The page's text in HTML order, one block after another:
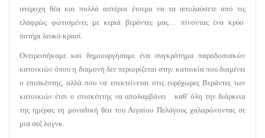
υπέροχη θέα και πολλά αστέρια έτοιμα να τα απολαύσετε από τις
ελαφρώς φωτισμένες με κεριά βεράντες μας… πίνοντας ένα κρύο
ποτήρι λευκό κρασί.
Ονειρευτήκαμε και δημιουργήσαμε ένα συγκρότημα παραδοσιακών
κατοικιών όπου η διαμονή δεν περιορίζεται στην κατοικία που διαμένει
ο επισκέπτης, αλλά που να επεκτείνεται στις ευρύχωρες Βεράντες των
κατοικιών έτσι ο επισκέπτης να απολαμβάνει καθ’ όλη την διάρκεια
της ημέρας τη μοναδική θέα του Αιγαίου Πελάγους χαλαρώνοντας σε
μια σεζ λογνκ.